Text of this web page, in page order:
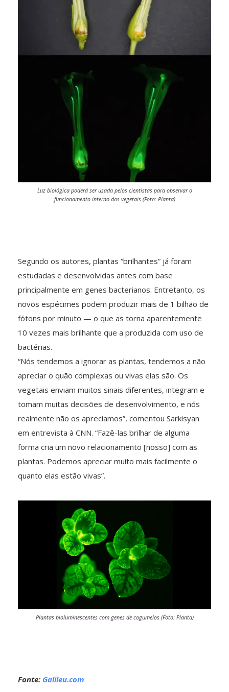
Luz biológica poderá ser usada pelos cientistas para observar o
funcionamento interno dos vegetais (Foto: Planta)
Segundo os autores, plantas “brilhantes” já foram
estudadas e desenvolvidas antes com base
principalmente em genes bacterianos. Entretanto, os
novos espécimes podem produzir mais de 1 bilhão de
fótons por minuto — o que as torna aparentemente
10 vezes mais brilhante que a produzida com uso de
bactérias.
“Nós tendemos a ignorar as plantas, tendemos a não
apreciar o quão complexas ou vivas elas são. Os
vegetais enviam muitos sinais diferentes, integram e
tomam muitas decisões de desenvolvimento, e nós
realmente não os apreciamos”, comentou Sarkisyan
em entrevista à CNN. “Fazê-las brilhar de alguma
forma cria um novo relacionamento [nosso] com as
plantas. Podemos apreciar muito mais facilmente o
quanto elas estão vivas”.
Plantas bioluminescentes com genes de cogumelos (Foto: Planta)
Fonte: Galileu.com